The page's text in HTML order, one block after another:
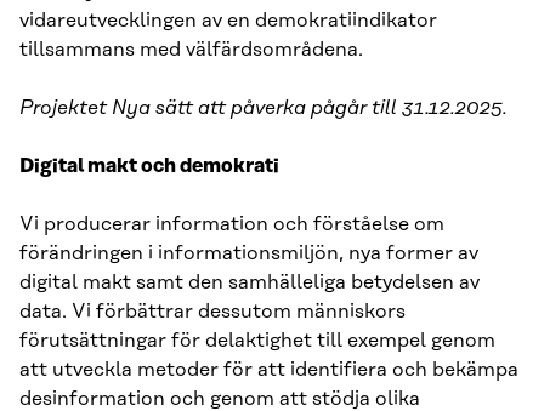
vidareutvecklingen av en demokratiindikator
tillsammans med välfärdsområdena.
Projektet Nya sätt att påverka pågår till 31.12.2025.
Digital makt och demokrati
Vi producerar information och förståelse om
förändringen i informationsmiljön, nya former av
digital makt samt den samhälleliga betydelsen av
data. Vi förbättrar dessutom människors
förutsättningar för delaktighet till exempel genom
att utveckla metoder för att identifiera och bekämpa
desinformation och genom att stödja olika